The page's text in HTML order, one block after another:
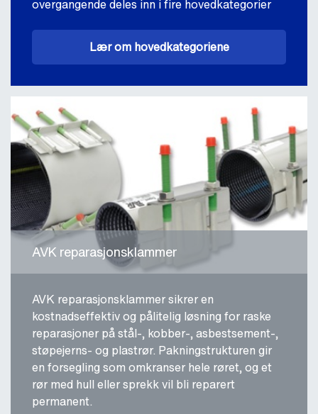
overgangende deles inn i fire hovedkategorier
Lær om hovedkategoriene
AVK reparasjonsklammer
AVK reparasjonsklammer sikrer en
kostnadseffektiv og pålitelig løsning for raske
reparasjoner på stål-, kobber-, asbestsement-,
støpejerns- og plastrør. Pakningstrukturen gir
en forsegling som omkranser hele røret, og et
rør med hull eller sprekk vil bli reparert
permanent.